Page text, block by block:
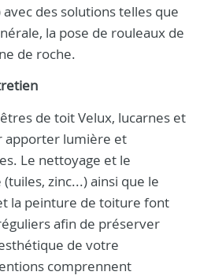
des solutions telles que
la pose de rouleaux de
de roche.
de toit Velux, lucarnes et
apporter lumière et
Le nettoyage et le
zinc...) ainsi que le
la peinture de toiture font
afin de préserver
de votre
comprennent